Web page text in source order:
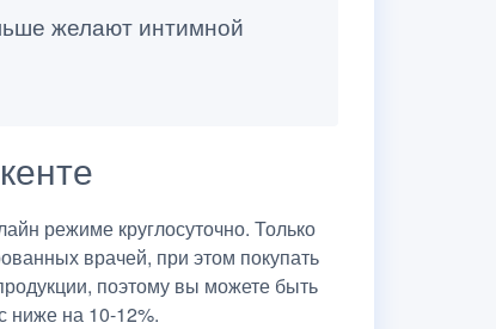
желают интимной
режиме круглосуточно. Только
врачей, при этом покупать
поэтому вы можете быть
ниже на 10-12%.